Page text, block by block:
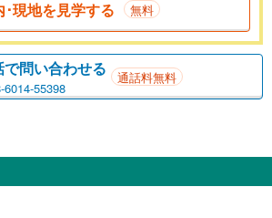
･現地を見学する 無料
で問い合わせる
6014-55398
通話料無料